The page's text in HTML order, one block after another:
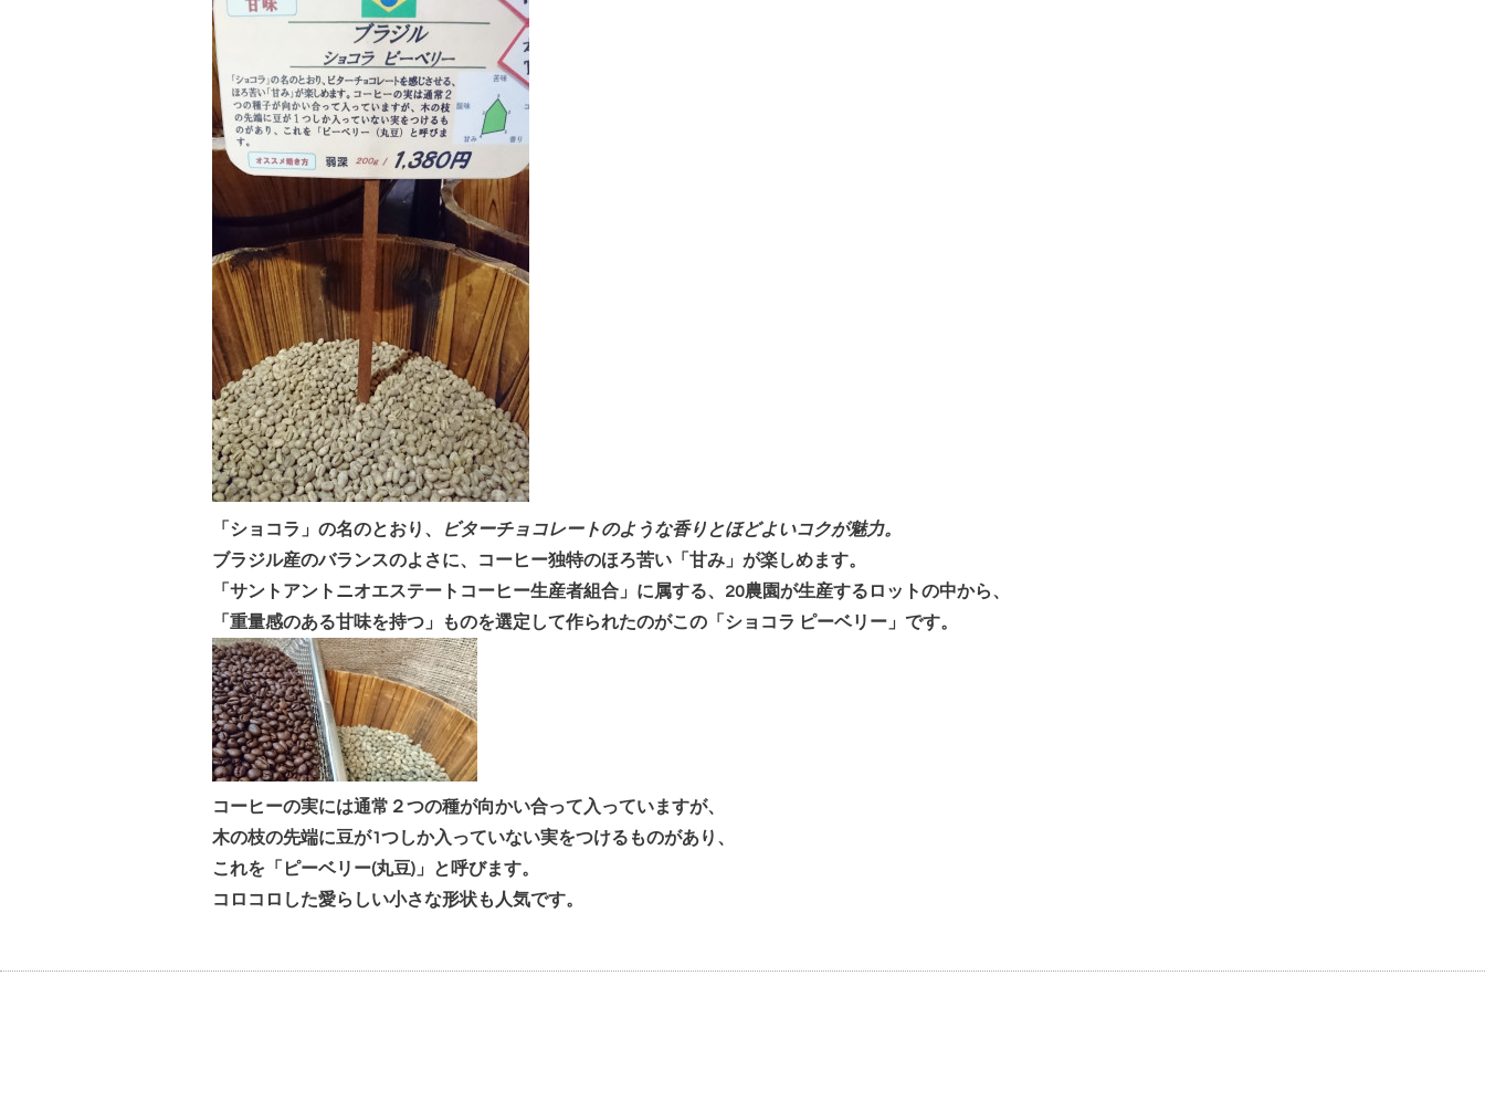
「ショコラ」の名のとおり、 ビターチョコレートのような香りとほどよいコクが魅力。
ブラジル産のバランスのよさに、
コーヒー独特のほろ苦い「 甘み」が楽しめます。
「 サントアントニオエステートコーヒー生産者組合 」に属する、20農園が生産するロットの中から、
「重量感のある甘味を持つ」ものを選定して作られたのがこの「ショコラ ピーベリー」です。
コーヒーの実には通常２つの種が向かい合って入っていますが、
木の枝の先端に豆が1つしか入っていない実をつけるものがあり、
これを「ピーベリー(丸豆)」と呼びます。
コロコロした愛らしい小さな形状も人気です。